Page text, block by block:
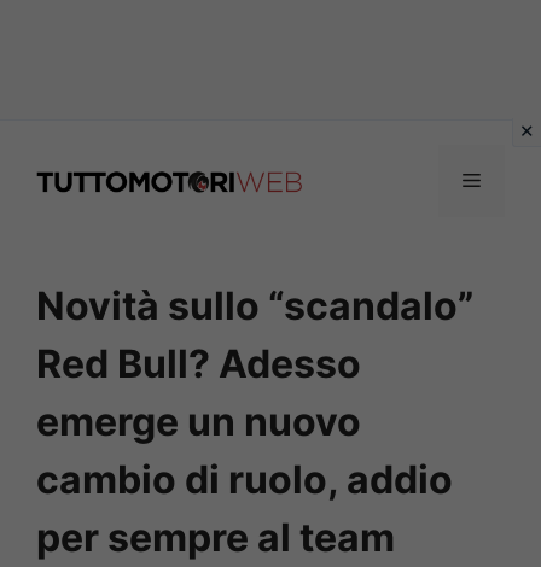
Menu
Novità sullo “scandalo”
Red Bull? Adesso
emerge un nuovo
cambio di ruolo, addio
per sempre al team